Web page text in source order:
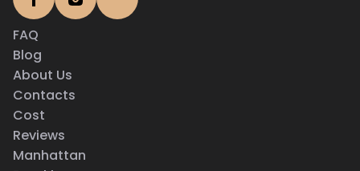
FAQ
Blog
About Us
Contacts
Cost
Reviews
Manhattan